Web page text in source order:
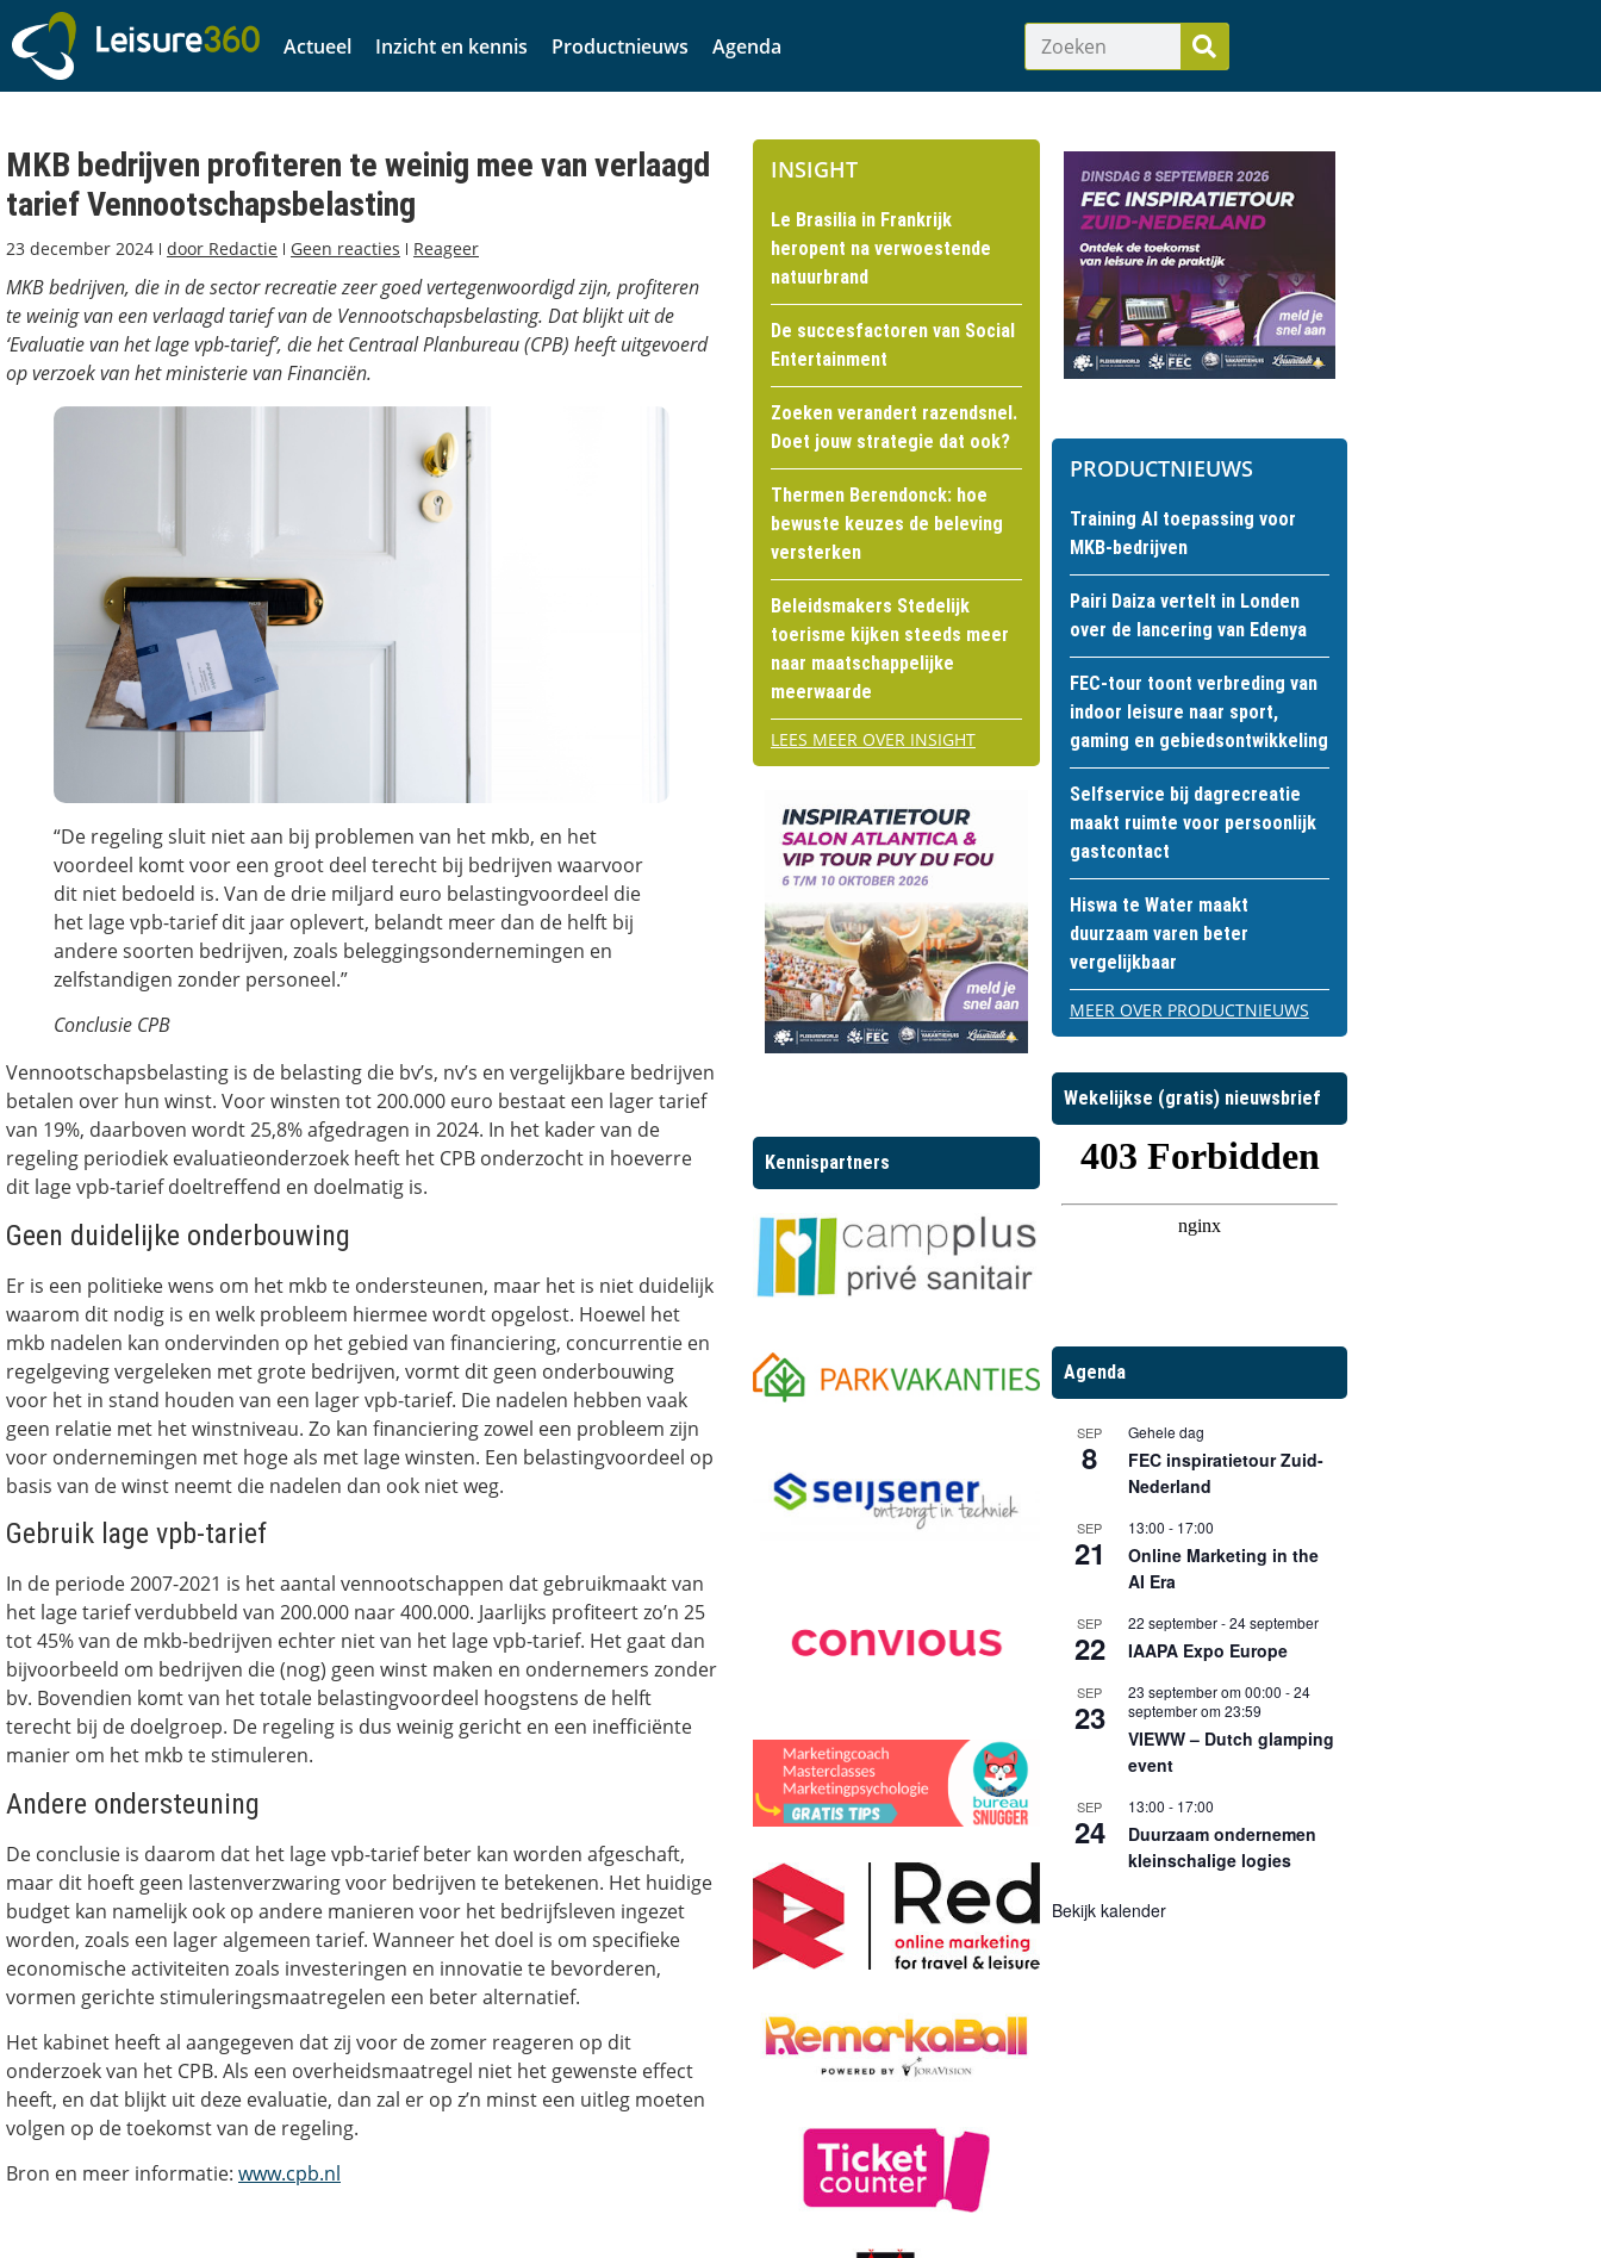
Actueel Inzicht en kennis Productnieuws Agenda
MKB bedrijven profiteren te weinig mee van verlaagd
tarief Vennootschapsbelasting
23 december 2024 door Redactie Geen reacties Reageer
MKB bedrijven, die in de sector recreatie zeer goed vertegenwoordigd zijn, profiteren
te weinig van een verlaagd tarief van de Vennootschapsbelasting. Dat blijkt uit de
‘Evaluatie van het lage vpb-tarief’, die het Centraal Planbureau (CPB) heeft uitgevoerd
op verzoek van het ministerie van Financiën.
“De regeling sluit niet aan bij problemen van het mkb, en het
voordeel komt voor een groot deel terecht bij bedrijven waarvoor
dit niet bedoeld is. Van de drie miljard euro belastingvoordeel die
het lage vpb-tarief dit jaar oplevert, belandt meer dan de helft bij
andere soorten bedrijven, zoals beleggingsondernemingen en
zelfstandigen zonder personeel.”
Conclusie CPB
Vennootschapsbelasting is de belasting die bv’s, nv’s en vergelijkbare bedrijven
betalen over hun winst. Voor winsten tot 200.000 euro bestaat een lager tarief
van 19%, daarboven wordt 25,8% afgedragen in 2024. In het kader van de
regeling periodiek evaluatieonderzoek heeft het CPB onderzocht in hoeverre
dit lage vpb-tarief doeltreffend en doelmatig is.
Geen duidelijke onderbouwing
Er is een politieke wens om het mkb te ondersteunen, maar het is niet duidelijk
waarom dit nodig is en welk probleem hiermee wordt opgelost. Hoewel het
mkb nadelen kan ondervinden op het gebied van financiering, concurrentie en
regelgeving vergeleken met grote bedrijven, vormt dit geen onderbouwing
voor het in stand houden van een lager vpb-tarief. Die nadelen hebben vaak
geen relatie met het winstniveau. Zo kan financiering zowel een probleem zijn
voor ondernemingen met hoge als met lage winsten. Een belastingvoordeel op
basis van de winst neemt die nadelen dan ook niet weg.
Gebruik lage vpb-tarief
In de periode 2007-2021 is het aantal vennootschappen dat gebruikmaakt van
het lage tarief verdubbeld van 200.000 naar 400.000. Jaarlijks profiteert zo’n 25
tot 45% van de mkb-bedrijven echter niet van het lage vpb-tarief. Het gaat dan
bijvoorbeeld om bedrijven die (nog) geen winst maken en ondernemers zonder
bv. Bovendien komt van het totale belastingvoordeel hoogstens de helft
terecht bij de doelgroep. De regeling is dus weinig gericht en een inefficiënte
manier om het mkb te stimuleren.
Andere ondersteuning
De conclusie is daarom dat het lage vpb-tarief beter kan worden afgeschaft,
maar dit hoeft geen lastenverzwaring voor bedrijven te betekenen. Het huidige
budget kan namelijk ook op andere manieren voor het bedrijfsleven ingezet
worden, zoals een lager algemeen tarief. Wanneer het doel is om specifieke
economische activiteiten zoals investeringen en innovatie te bevorderen,
vormen gerichte stimuleringsmaatregelen een beter alternatief.
Het kabinet heeft al aangegeven dat zij voor de zomer reageren op dit
onderzoek van het CPB. Als een overheidsmaatregel niet het gewenste effect
heeft, en dat blijkt uit deze evaluatie, dan zal er op z’n minst een uitleg moeten
volgen op de toekomst van de regeling.
Bron en meer informatie: www.cpb.nl
INSIGHT
Le Brasilia in Frankrijk
heropent na verwoestende
natuurbrand
De succesfactoren van Social
Entertainment
Zoeken verandert razendsnel.
Doet jouw strategie dat ook?
Thermen Berendonck: hoe
bewuste keuzes de beleving
versterken
Beleidsmakers Stedelijk
toerisme kijken steeds meer
naar maatschappelijke
meerwaarde
LEES MEER OVER INSIGHT
Kennispartners
PRODUCTNIEUWS
Training AI toepassing voor
MKB-bedrijven
Pairi Daiza vertelt in Londen
over de lancering van Edenya
FEC-tour toont verbreding van
indoor leisure naar sport,
gaming en gebiedsontwikkeling
Selfservice bij dagrecreatie
maakt ruimte voor persoonlijk
gastcontact
Hiswa te Water maakt
duurzaam varen beter
vergelijkbaar
MEER OVER PRODUCTNIEUWS
Wekelijkse (gratis) nieuwsbrief
Agenda
SEP
8
Gehele dag
FEC inspiratietour Zuid-
Nederland
SEP
21
13:00 - 17:00
Online Marketing in the
AI Era
SEP
22
22 september-24 september
IAAPA Expo Europe
SEP
23
23 september om 00:00 -24
september om 23:59
VIEWW – Dutch glamping
event
SEP
24
13:00 - 17:00
Duurzaam ondernemen
kleinschalige logies
Bekijk kalender